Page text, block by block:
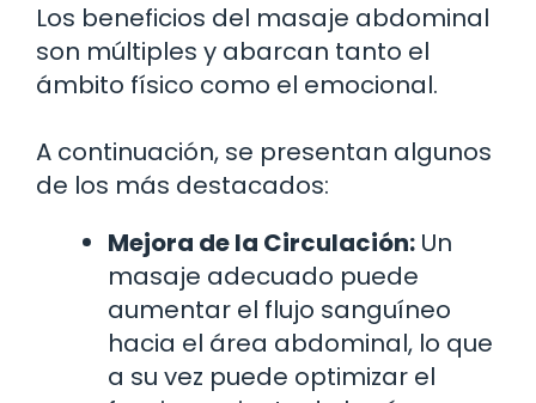
Los beneficios del masaje abdominal
son múltiples y abarcan tanto el
ámbito físico como el emocional.
A continuación, se presentan algunos
de los más destacados:
Mejora de la Circulación: Un
masaje adecuado puede
aumentar el flujo sanguíneo
hacia el área abdominal, lo que
a su vez puede optimizar el